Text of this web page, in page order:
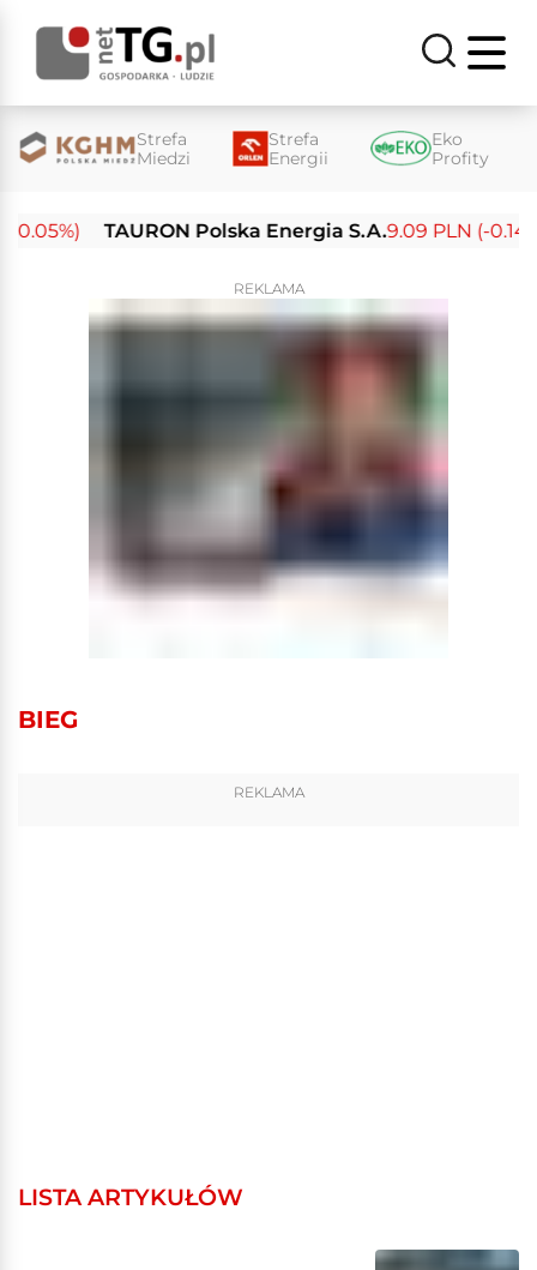
Strefa
Miedzi
Strefa
Energii
Eko
Profity
TAURON Polska Energia S.A.9.09 PLN (-0.14%)
REKLAMA
BIEG
REKLAMA
LISTA ARTYKUŁÓW